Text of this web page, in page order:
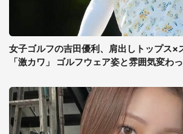
女子ゴルフの吉田優利、肩出しトップス×
「激カワ」 ゴルフウェア姿と雰囲気変わ